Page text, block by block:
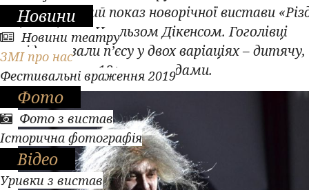
Новини
Новини театру
ЗМІ про нас
Фестивальні враження 2019
Фото
Фото з вистав
Історична фотографія
Відео
Уривки з вистав
допрем’єрний показ новорічної вистави
історія» за Чарльзом Дікенсом. Гоголівці
підготували п’єсу у двох варіаціях – дитячу,
казкову, та 18+, з привидами.